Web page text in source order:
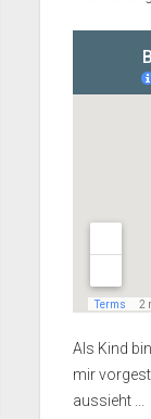
Als Kind
mir
aussieht ...